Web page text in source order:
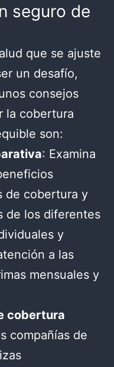
seguro de
que se ajuste
un desafío,
consejos
la cobertura
son:
: Examina
de cobertura y
de los diferentes
y
a las
mensuales y
cobertura
compañías de